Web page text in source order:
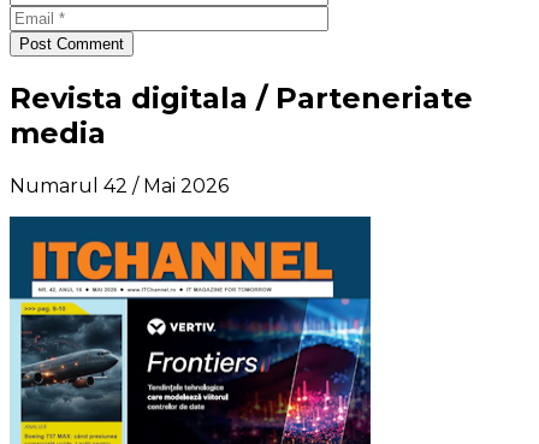
Post Comment
Revista digitala / Parteneriate
media
Numarul 42 / Mai 2026